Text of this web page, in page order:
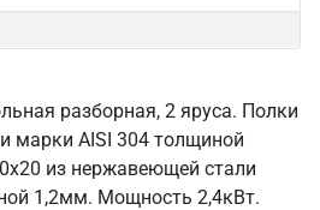
разборная, 2 яруса. Полки
марки AISI 304 толщиной
из нержавеющей стали
1,2мм. Мощность 2,4кВт.